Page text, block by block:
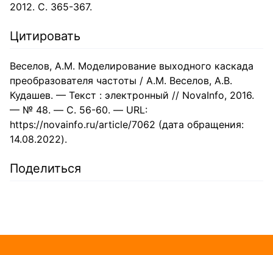
2012. С. 365-367.
Цитировать
Веселов, А.М. Моделирование выходного каскада
преобразователя частоты / А.М. Веселов, А.В.
Кудашев. — Текст : электронный // NovaInfo, 2016.
— № 48. — С. 56-60. — URL:
https://novainfo.ru/article/7062 (дата обращения:
14.08.2022).
Поделиться